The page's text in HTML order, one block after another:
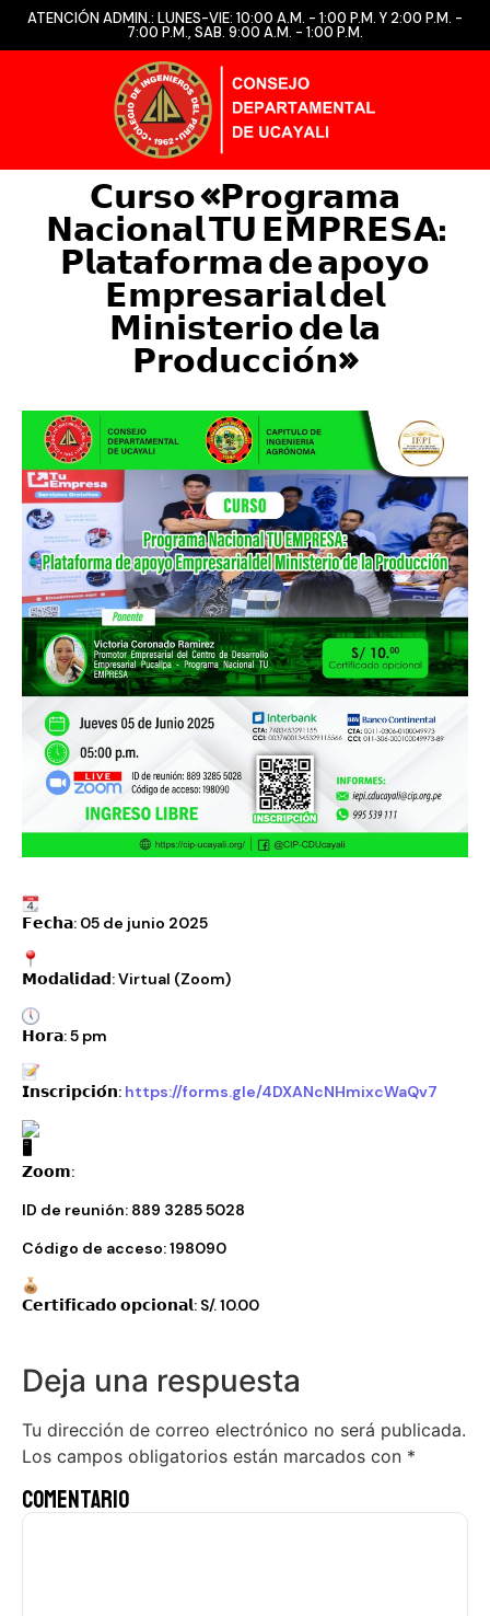
ATENCIÓN ADMIN.: LUNES-VIE: 10:00 A.M. - 1:00 P.M. Y 2:00 P.M. -
7:00 P.M., SAB. 9:00 A.M. - 1:00 P.M.
𝗖𝘂𝗿𝘀𝗼 «𝗣𝗿𝗼𝗴𝗿𝗮𝗺𝗮
𝗡𝗮𝗰𝗶𝗼𝗻𝗮𝗹 𝗧𝗨 𝗘𝗠𝗣𝗥𝗘𝗦𝗔:
𝗣𝗹𝗮𝘁𝗮𝗳𝗼𝗿𝗺𝗮 𝗱𝗲 𝗮𝗽𝗼𝘆𝗼
𝗘𝗺𝗽𝗿𝗲𝘀𝗮𝗿𝗶𝗮𝗹 𝗱𝗲𝗹
𝗠𝗶𝗻𝗶𝘀𝘁𝗲𝗿𝗶𝗼 𝗱𝗲 𝗹𝗮
𝗣𝗿𝗼𝗱𝘂𝗰𝗰𝗶𝗼́𝗻»
𝗙𝗲𝗰𝗵𝗮: 05 de junio 2025
𝗠𝗼𝗱𝗮𝗹𝗶𝗱𝗮𝗱: Virtual (Zoom)
𝗛𝗼𝗿𝗮: 5 pm
𝗜𝗻𝘀𝗰𝗿𝗶𝗽𝗰𝗶𝗼́𝗻: https://forms.gle/4DXANcNHmixcWaQv7
𝗭𝗼𝗼𝗺:
ID de reunión: 889 3285 5028
Código de acceso:198090
𝗖𝗲𝗿𝘁𝗶𝗳𝗶𝗰𝗮𝗱𝗼 𝗼𝗽𝗰𝗶𝗼𝗻𝗮𝗹: S/. 10.00
Deja una respuesta
Tu dirección de correo electrónico no será publicada.
Los campos obligatorios están marcados con *
Comentario